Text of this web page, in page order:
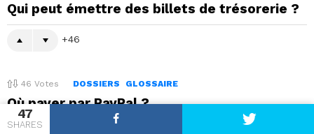
47
SHARES
Qui peut émettre des billets de trésorerie ?
46
46 Votes DOSSIERS GLOSSAIRE
Où payer par PayPal ?